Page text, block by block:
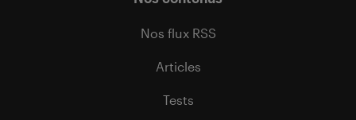
Nos flux RSS
Articles
Tests